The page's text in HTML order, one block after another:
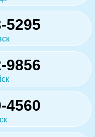
5295
9856
4560